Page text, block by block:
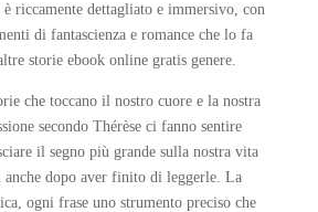
riccamente dettagliato e immersivo, con
di fantascienza e romance che lo fa
storie ebook online gratis genere.
che toccano il nostro cuore e la nostra
secondo Thérèse ci fanno sentire
il segno più grande sulla nostra vita
anche dopo aver finito di leggerle. La
ogni frase uno strumento preciso che